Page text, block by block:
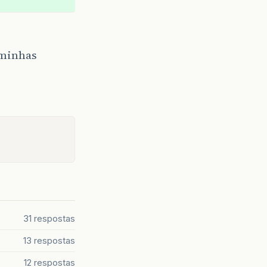
31 respostas
13 respostas
12 respostas